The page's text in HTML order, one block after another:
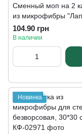
Сменный моп на 2
из микрофибры
45см*15см
104.90 грн
В наличии
Новинка